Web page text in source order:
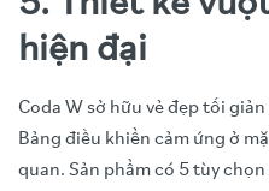
hiện đại
Coda W sở hữu vẻ đẹp tối
Bảng điều khiển cảm ứng ở
quan. Sản phẩm có 5 tùy